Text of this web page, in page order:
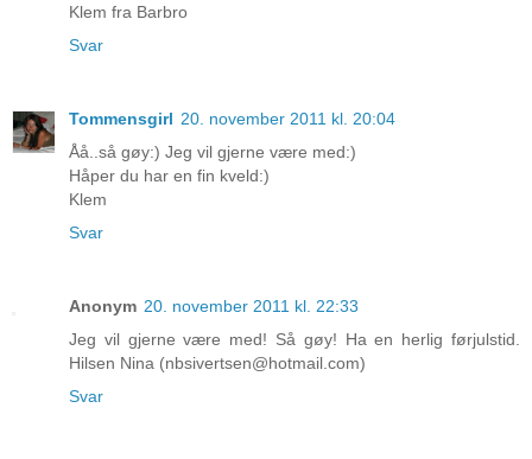
Klem fra Barbro
Svar
Tommensgirl 20. november 2011 kl. 20:04
Åå..så gøy:) Jeg vil gjerne være med:)
Håper du har en fin kveld:)
Klem
Svar
Anonym 20. november 2011 kl. 22:33
Jeg vil gjerne være med! Så gøy! Ha en herlig førjulstid.
Hilsen Nina (nbsivertsen@hotmail.com)
Svar